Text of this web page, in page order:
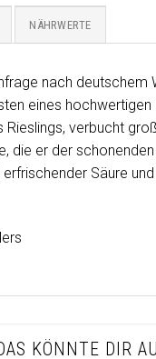
NÄHRWERTE
nach
eines
verbucht
die er der
Säure
KÖNNTE DIR